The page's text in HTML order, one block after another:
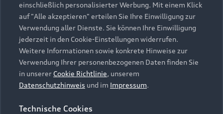
Plug-in-Hybride
Gebrauchtwagen
Finanzierung
Aktionen & Angebote
Geschäftskunden
Saisonale Angebote
Audi Services
Garantie
Audi digital services
myAudi
Support
Kundenservice
Händlersuche
Audi Code
Über Audi
Unternehmen
Karriere
Investor Relations
einschließlich personalisierter Werbung. Mit einem Klick
auf "Alle akzeptieren" erteilen Sie Ihre Einwilligung zur
Verwendung aller Dienste. Sie können Ihre Einwilligung
jederzeit in den Cookie-Einstellungen widerrufen.
Weitere Informationen sowie konkrete Hinweise zur
Verwendung Ihrer personenbezogenen Daten finden Sie
in unserer Cookie Richtlinie, unserem
Datenschutzhinweis und im Impressum.
Technische Cookies